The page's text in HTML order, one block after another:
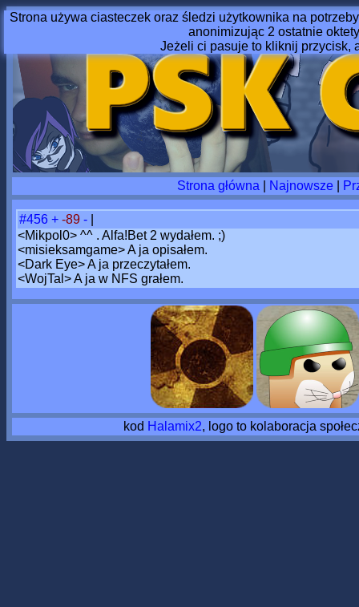
Strona używa ciasteczek oraz śledzi użytkownika na
anonimizując 2 ostatnie
Jeżeli ci pasuje to kliknij przycisk,
Strona główna Najnowsze|
#456 + -89 -
<Mikpol0> ^^ . Alfa!Bet 2 wydałem. ;)
<misieksamgame> A ja opisałem.
<Dark Eye> A ja przeczytałem.
<WojTal> A ja w NFS grałem.
kod Halamix2, logo to kolaboracja